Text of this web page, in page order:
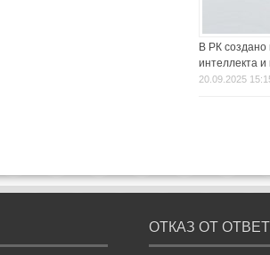
В РК создано
интеллекта
20.09.2025
ОТКАЗ ОТ